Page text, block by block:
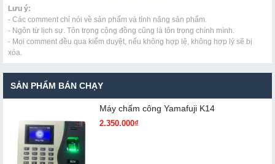
Lưu ý:
- Các comment chỉ nói về sản phẩm và tính năng sản phẩm.
- Ngôn từ lịch sự. Tôn trọng cộng đồng cũng là tôn trọng chính mình.
- Mọi comment đều qua kiểm duyệt, nếu không hợp lệ, không hợp lý sẽ bị
xóa.
SẢN PHẨM BÁN CHẠY
Máy chấm cô​ng Yamafuji K14
2.350.000₫